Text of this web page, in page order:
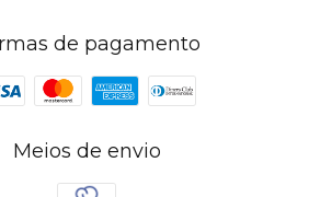
de pagamento
Meios de envio